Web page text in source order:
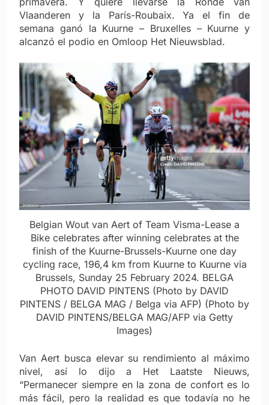
Vlaanderen y la París-Roubaix. Ya el fin de
semana ganó la Kuurne – Bruxelles – Kuurne y
alcanzó el podio en Omloop Het Nieuwsblad.
Belgian Wout van Aert of Team Visma-Lease a
Bike celebrates after winning celebrates at the
finish of the Kuurne-Brussels-Kuurne one day
cycling race, 196,4 km from Kuurne to Kuurne via
Brussels, Sunday 25 February 2024. BELGA
PHOTO DAVID PINTENS (Photo by DAVID
PINTENS / BELGA MAG / Belga via AFP) (Photo by
DAVID PINTENS/BELGA MAG/AFP via Getty
Images)
Van Aert busca elevar su rendimiento al máximo
nivel, así lo dijo a Het Laatste Nieuws,
“Permanecer siempre en la zona de confort es lo
más fácil, pero la realidad es que todavía no he